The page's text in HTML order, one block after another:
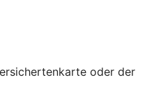
oder der